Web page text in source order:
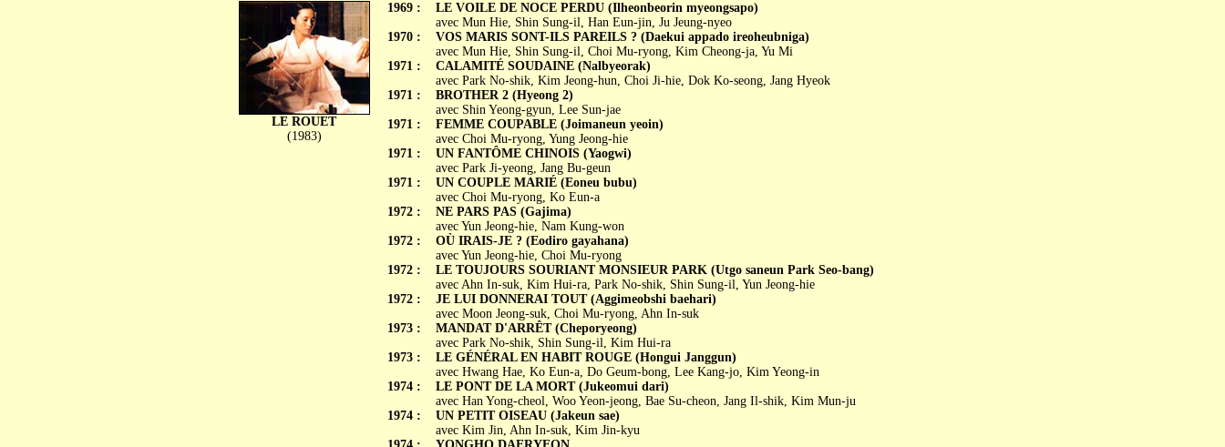
LE ROUET
(1983)
1969 :
1970 :
1971 :
1971 :
1971 :
1971 :
1971 :
1972 :
1972 :
1972 :
1972 :
1973 :
1973 :
1974 :
1974 :
LE VOILE DE NOCE PERDU (Ilheonbeorin myeongsapo)
avec Mun Hie, Shin Sung-il, Han Eun-jin, Ju Jeung-nyeo
VOS MARIS SONT-ILS PAREILS ? (Daekui appado ireoheubniga)
avec Mun Hie, Shin Sung-il, Choi Mu-ryong, Kim Cheong-ja, Yu Mi
CALAMITÉ SOUDAINE (Nalbyeorak)
avec Park No-shik, Kim Jeong-hun, Choi Ji-hie, Dok Ko-seong, Jang Hyeok
BROTHER 2 (Hyeong 2)
avec Shin Yeong-gyun, Lee Sun-jae
FEMME COUPABLE (Joimaneun yeoin)
avec Choi Mu-ryong, Yung Jeong-hie
UN FANTÔME CHINOIS (Yaogwi)
avec Park Ji-yeong, Jang Bu-geun
UN COUPLE MARIÉ (Eoneu bubu)
avec Choi Mu-ryong, Ko Eun-a
NE PARS PAS (Gajima)
avec Yun Jeong-hie, Nam Kung-won
OÙ IRAIS-JE ? (Eodiro gayahana)
avec Yun Jeong-hie, Choi Mu-ryong
LE TOUJOURS SOURIANT MONSIEUR PARK (Utgo saneun Park Seo-bang)
avec Ahn In-suk, Kim Hui-ra, Park No-shik, Shin Sung-il, Yun Jeong-hie
JE LUI DONNERAI TOUT (Aggimeobshi baehari)
avec Moon Jeong-suk, Choi Mu-ryong, Ahn In-suk
MANDAT D'ARRÊT (Cheporyeong)
avec Park No-shik, Shin Sung-il, Kim Hui-ra
LE GÉNÉRAL EN HABIT ROUGE (Hongui Janggun)
avec Hwang Hae, Ko Eun-a, Do Geum-bong, Lee Kang-jo, Kim Yeong-in
LE PONT DE LA MORT (Jukeomui dari)
avec Han Yong-cheol, Woo Yeon-jeong, Bae Su-cheon, Jang Il-shik, Kim Mun-ju
UN PETIT OISEAU (Jakeun sae)
avec Kim Jin, Ahn In-suk, Kim Jin-kyu